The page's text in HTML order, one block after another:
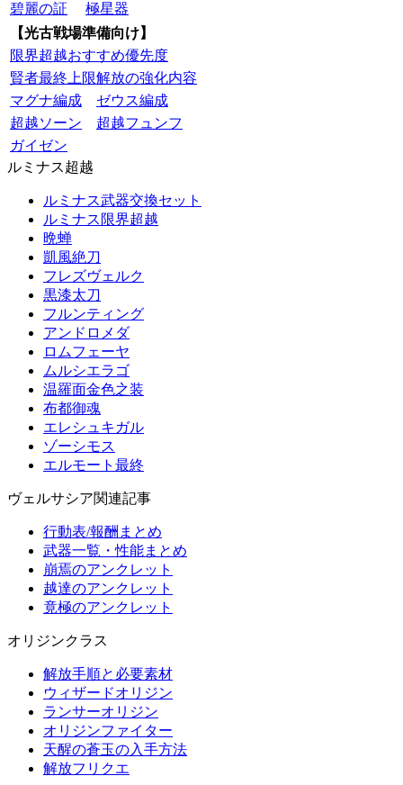
碧麗の証
極星器
【光古戦場準備向け】
限界超越おすすめ優先度
賢者最終上限解放の強化内容
マグナ編成
ゼウス編成
超越ソーン
超越フュンフ
ガイゼン
ルミナス超越
ルミナス武器交換セット
ルミナス限界超越
晩蝉
凱風絶刀
フレズヴェルク
黒漆太刀
フルンティング
アンドロメダ
ロムフェーヤ
ムルシエラゴ
温羅面金色之装
布都御魂
エレシュキガル
ゾーシモス
エルモート最終
ヴェルサシア関連記事
行動表/報酬まとめ
武器一覧・性能まとめ
崩焉のアンクレット
越達のアンクレット
竟極のアンクレット
オリジンクラス
解放手順と必要素材
ウィザードオリジン
ランサーオリジン
オリジンファイター
天醒の蒼玉の入手方法
解放フリクエ